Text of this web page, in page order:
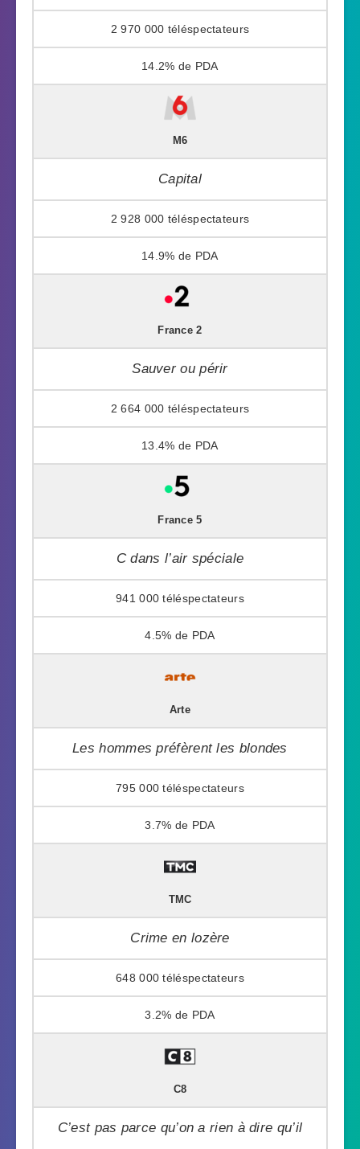
2 970 000
14.2%
M6
Capital
2 928 000
14.9%
France 2
Sauver ou périr
2 664 000
13.4%
France 5
C dans l’air spéciale
941 000
4.5%
Arte
Les hommes préfèrent les blondes
795 000
3.7%
TMC
Crime en lozère
648 000
3.2%
C8
C’est pas parce qu’on a rien à dire qu’il